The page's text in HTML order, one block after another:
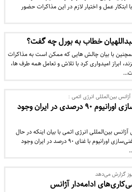
با ابتکار عمل و اختیار لازم در این مذاکرات حضور
خطاب به بورل چه گفت؟
با بیان چالش هایی که ممکن است به مذاکرات
ابراز امیدواری کرد با تلاش و تعامل همه طرف ها،
بین‌المللی انرژی اتمی :
غنی‌سازی اورانیوم ۹۰ درصدی در ایران وجود
آژانس بین‌المللی انرژی اتمی با بیان اینکه در حال
حاضر غنی‌سازی اورانیوم با غنای ۹۰ درصد در ایران وجود
گزارش می‌دهد
ادامه‌دار آژانس